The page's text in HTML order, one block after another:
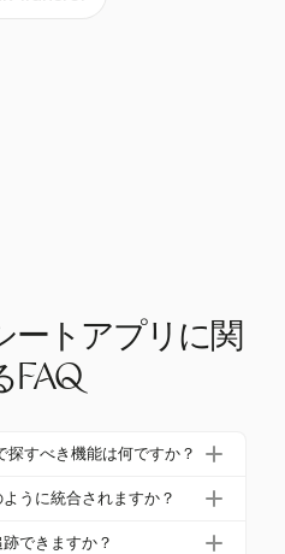
ートアプリに関
FAQ
すべき機能は何ですか？
する際、重要な機能には
他のツールとの統合が含
うに統合されますか？
などの会計ソフトウェ
できますか？